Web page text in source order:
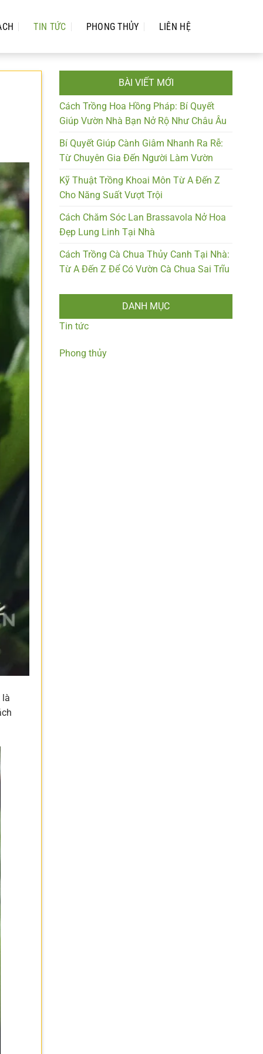
TIN TỨC PHONG THỦY LIÊN HỆ
là
BÀI VIẾT MỚI
Cách Trồng Hoa Hồng Pháp: Bí Quyết
Giúp Vườn Nhà Bạn Nở Rộ Như Châu Âu
Bí Quyết Giúp Cành Giâm Nhanh Ra Rễ:
Từ Chuyên Gia Đến Người Làm Vườn
Kỹ Thuật Trồng Khoai Môn Từ A Đến Z
Cho Năng Suất Vượt Trội
Cách Chăm Sóc Lan Brassavola Nở Hoa
Đẹp Lung Linh Tại Nhà
Cách Trồng Cà Chua Thủy Canh Tại Nhà:
Từ A Đến Z Để Có Vườn Cà Chua Sai Trĩu
DANH MỤC
Tin tức
Phong thủy